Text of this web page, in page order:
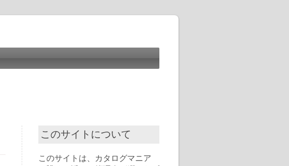
このサイトについて
このサイトは、カタログマニア